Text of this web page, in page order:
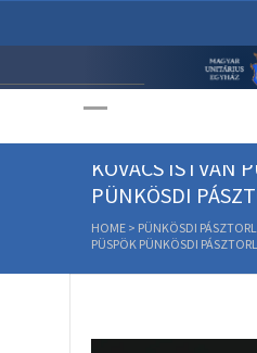
KOVÁCS ISTVÁN
PÜNKÖSDI
HOME > PÜNKÖSDI
PÜSPÖK PÜNKÖSDI